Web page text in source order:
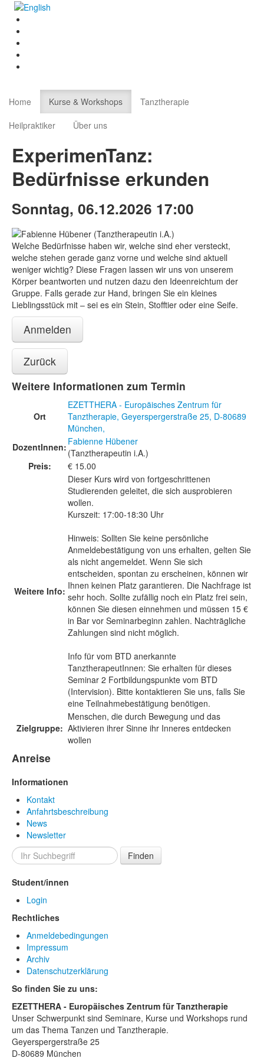
Home Kurse & Workshops
Tanztherapie
Heilpraktiker
Über uns
ExperimenTanz:
Bedürfnisse erkunden
Sonntag, 06.12.2026 17:00
Welche Bedürfnisse haben wir, welche sind eher versteckt,
welche stehen gerade ganz vorne und welche sind aktuell
weniger wichtig? Diese Fragen lassen wir uns von unserem
Körper beantworten und nutzen dazu den Ideenreichtum der
Gruppe. Falls gerade zur Hand, bringen Sie ein kleines
Lieblingsstück mit – sei es ein Stein, Stofftier oder eine Seife.
Anmelden
Zurück
Weitere Informationen zum Termin
Ort
EZETTHERA - Europäisches Zentrum für
Tanztherapie, Geyerspergerstraße 25, D-80689
München,
DozentInnen: Fabienne Hübener
(Tanztherapeutin i.A.)
Preis:
€ 15.00
Weitere Info:
Dieser Kurs wird von fortgeschrittenen
Studierenden geleitet, die sich ausprobieren
wollen.
Kurszeit: 17:00-18:30 Uhr
Hinweis: Sollten Sie keine persönliche
Anmeldebestätigung von uns erhalten, gelten Sie
als nicht angemeldet. Wenn Sie sich
entscheiden, spontan zu erscheinen, können wir
Ihnen keinen Platz garantieren. Die Nachfrage ist
sehr hoch. Sollte zufällig noch ein Platz frei sein,
können Sie diesen einnehmen und müssen 15 €
in Bar vor Seminarbeginn zahlen. Nachträgliche
Zahlungen sind nicht möglich.
Info für vom BTD anerkannte
TanztherapeutInnen: Sie erhalten für dieses
Seminar 2 Fortbildungspunkte vom BTD
(Intervision). Bitte kontaktieren Sie uns, falls Sie
eine Teilnahmebestätigung benötigen.
Zielgruppe:
Menschen, die durch Bewegung und das
Aktivieren ihrer Sinne ihr Inneres entdecken
wollen
Anreise
Informationen
Kontakt
Anfahrtsbeschreibung
News
Newsletter
Finden
Student/innen
Login
Rechtliches
Anmeldebedingungen
Impressum
Archiv
Datenschutzerklärung
So finden Sie zu uns:
EZETTHERA - Europäisches Zentrum für Tanztherapie
Unser Schwerpunkt sind Seminare, Kurse und Workshops rund
um das Thema Tanzen und Tanztherapie.
Geyerspergerstraße 25
D-80689 München